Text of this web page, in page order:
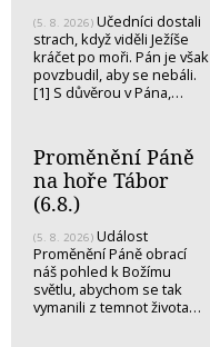
(5. 8. 2026) Učedníci dostali
strach, když viděli Ježíše
kráčet po moři. Pán je však
povzbudil, aby se nebáli.
[1] S důvěrou v Pána,…
Proměnění Páně
na hoře Tábor
(6.8.)
(5. 8. 2026) Událost
Proměnění Páně obrací
náš pohled k Božímu
světlu, abychom se tak
vymanili z temnot života…